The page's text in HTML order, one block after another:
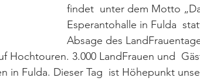
findet  unter dem Motto
Esperantohalle in Fulda
Absage des
Hochtouren. 3.000 LandFrauen und
in Fulda. Dieser Tag  ist Höhepunkt